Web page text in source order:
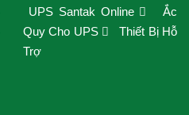
UPS Santak Online
Ắc
Quy Cho UPS
Thiết Bị Hỗ
Trợ